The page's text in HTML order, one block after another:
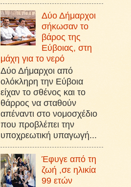
Δύο Δήμαρχοι
σήκωσαν το
βάρος της
Εύβοιας, στη
μάχη για το νερό
Δύο Δήμαρχοι από
ολόκληρη την Εύβοια
είχαν το σθένος και το
θάρρος να σταθούν
απέναντι στο νομοσχέδιο
που προβλέπει την
υποχρεωτική υπαγωγή...
Έφυγε από τη
ζωή ,σε ηλικία
99 ετών